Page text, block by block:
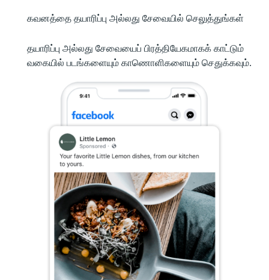
​கவனத்தை தயாரிப்பு அல்லது சேவையில் செலுத்துங்கள்
தயாரிப்பு அல்லது சேவையைப் பிரத்தியேகமாகக் காட்டும்
வகையில் படங்களையும் காணொளிகளையும் செதுக்கவும்.